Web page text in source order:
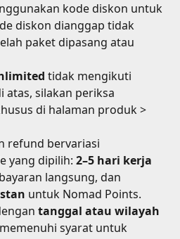
kode diskon untuk
diskon dianggap tidak
paket dipasang atau
tidak mengikuti
atas, silakan periksa
di halaman produk >
refund bervariasi
yang dipilih: 2–5 hari kerja
langsung, dan
untuk Nomad Points.
tanggal atau wilayah
syarat untuk